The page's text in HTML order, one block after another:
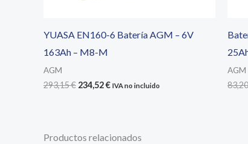
YUASA EN160-6 Batería AGM – 6V
163Ah – M8-M
AGM
293,15€ El
234,52€ElIVA no incluido
AGM
Productos relacionados